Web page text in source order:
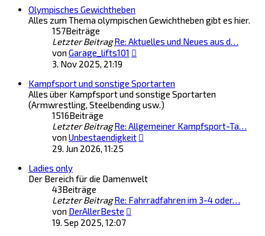
Olympisches Gewichtheben
Alles zum Thema olympischen Gewichtheben gibt es hier.
157Beiträge
Letzter Beitrag Re: Aktuelles und Neues aus d…
von Garage_lifts101
3. Nov 2025, 21:19
Kampfsport und sonstige Sportarten
Alles über Kampfsport und sonstige Sportarten
(Armwrestling, Steelbending usw.)
1516Beiträge
Letzter Beitrag Re: Allgemeiner Kampfsport-Ta…
von Unbestaendigkeit
29. Jun 2026, 11:25
Ladies only
Der Bereich für die Damenwelt
43Beiträge
Letzter Beitrag Re: Fahrradfahren im 3-4 oder…
von DerAllerBeste
19. Sep 2025, 12:07